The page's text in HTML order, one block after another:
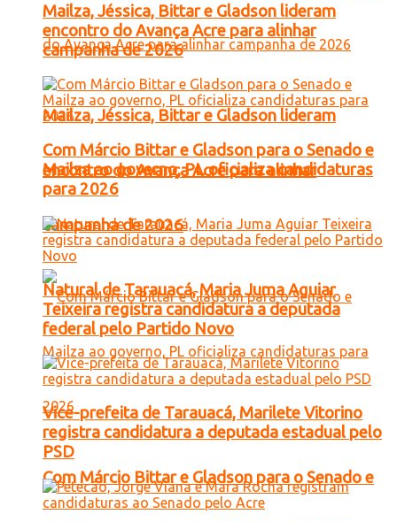
Mailza, Jéssica, Bittar e Gladson lideram
encontro do Avança Acre para alinhar
campanha de 2026
Com Márcio Bittar e Gladson para o Senado e
Mailza, Jéssica, Bittar e Gladson lideram
encontro do Avança Acre para alinhar
campanha de 2026
Com Márcio Bittar e Gladson para o Senado e
Mailza ao governo, PL oficializa candidaturas
para 2026
Natural de Tarauacá, Maria Juma Aguiar
Teixeira registra candidatura a deputada
federal pelo Partido Novo
Vice-prefeita de Tarauacá, Marilete Vitorino
registra candidatura a deputada estadual pelo
PSD